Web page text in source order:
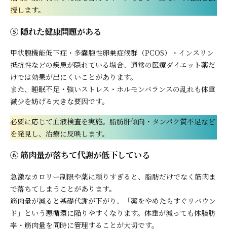
授します。
⑤ 隠れた健康問題がある
甲状腺機能低下症・多嚢胞性卵巣症候群（PCOS）・インスリン
抵抗性などの疾患が隠れている場合、通常の医療ダイエット薬だ
けでは効果が出にくいことがあります。
また、睡眠不足・強いストレス・ホルモンバランスの乱れも体重
減少を妨げる大きな要因です。
必要に応じて血液検査を実施。脂肪肝傾向・タンパク質不足など
を発見し、治療に反映します。
⑥ 筋肉量が落ちて代謝が低下している
急激なカロリー制限や薬に頼りすぎると、脂肪だけでなく筋肉ま
で落ちてしまうことがあります。
筋肉量が減ると基礎代謝が下がり、「薬をやめたらすぐリバウン
ド」という悪循環に陥りやすくなります。体重が減っても体脂肪
率・筋肉量を同時に管理することが大切です。